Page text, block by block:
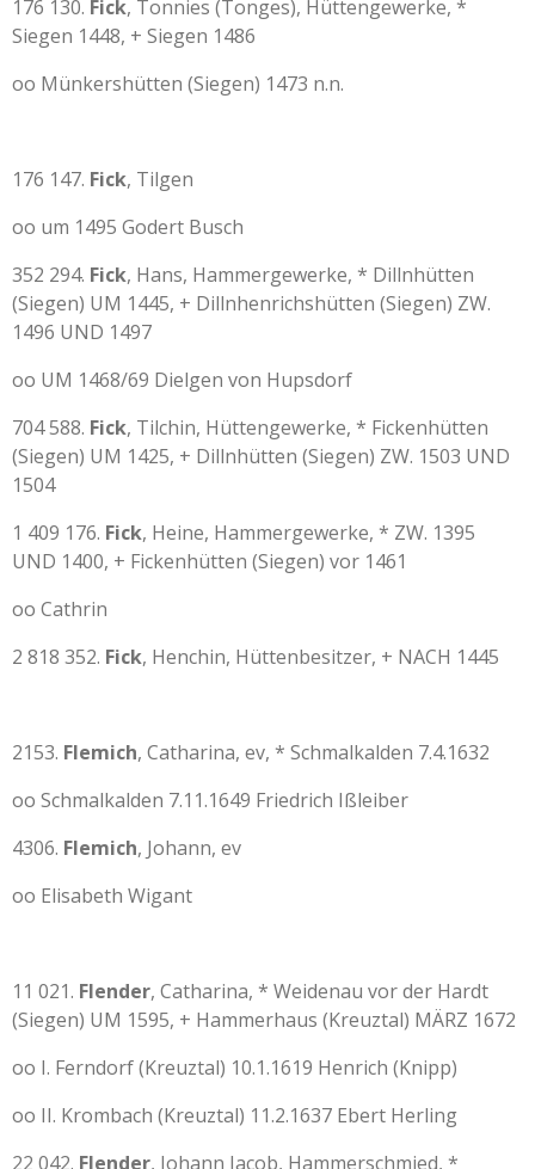
176 130. Fick, Tonnies (Tonges), Hüttengewerke, *
Siegen 1448, + Siegen 1486
oo Münkershütten (Siegen) 1473 n.n.
176 147. Fick, Tilgen
oo um 1495 Godert Busch
352 294. Fick, Hans, Hammergewerke, * Dillnhütten
(Siegen) UM 1445, + Dillnhenrichshütten (Siegen) ZW.
1496 UND 1497
oo UM 1468/69 Dielgen von Hupsdorf
704 588. Fick, Tilchin, Hüttengewerke, * Fickenhütten
(Siegen) UM 1425, + Dillnhütten (Siegen) ZW. 1503 UND
1504
1 409 176. Fick, Heine, Hammergewerke, * ZW. 1395
UND 1400, + Fickenhütten (Siegen) vor 1461
oo Cathrin
2 818 352. Fick, Henchin, Hüttenbesitzer, + NACH 1445
2153. Flemich, Catharina, ev, * Schmalkalden 7.4.1632
oo Schmalkalden 7.11.1649 Friedrich Ißleiber
4306. Flemich, Johann, ev
oo Elisabeth Wigant
11 021. Flender, Catharina, * Weidenau vor der Hardt
(Siegen) UM 1595, + Hammerhaus (Kreuztal) MÄRZ 1672
oo I. Ferndorf (Kreuztal) 10.1.1619 Henrich (Knipp)
oo II. Krombach (Kreuztal) 11.2.1637 Ebert Herling
22 042. Flender, Johann Jacob, Hammerschmied, *